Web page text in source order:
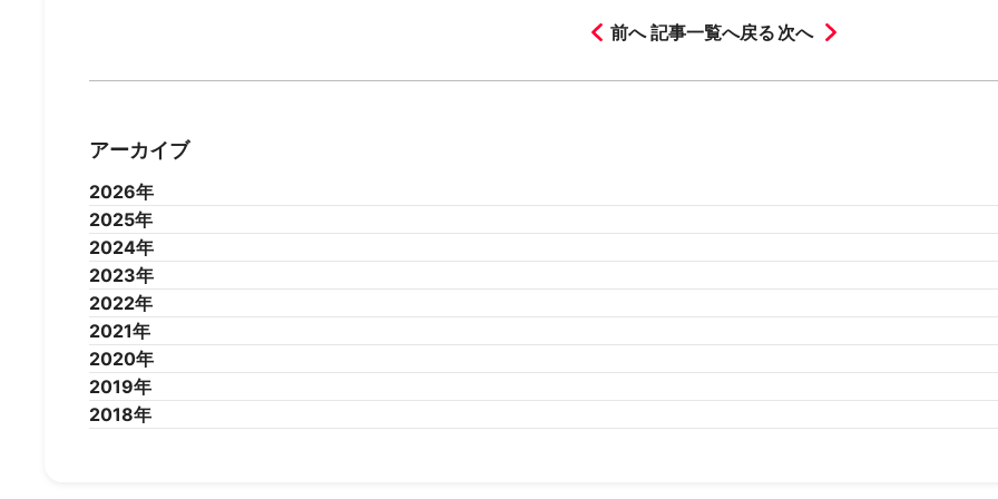
前へ 記事一覧へ戻る 次へ
アーカイブ
2026年
2026年7月 2026年6月 2026年5月 2026年4月 2026年3月 2026年2月
2025年
2025年12月2025年11月2025年10月2025年9月 2025年8月 2025年7月 2025年6月 2025年5月 2025年4
2025年1月
2024年
2024年12月2024年11月2024年10月2024年9月 2024年8月 2024年7月 2024年6月 2024年5月 2024年4
2024年1月
2023年
2023年12月2023年11月2023年10月2023年9月 2023年8月 2023年7月 2023年6月 2023年5月 2023年4
2023年1月
2022年
2022年12月2022年11月2022年10月2022年9月 2022年8月 2022年7月 2022年6月 2022年5月 2022年4
2022年1月
2021年
2021年12月2021年11月 2021年10月2021年9月 2021年8月 2021年7月 2021年6月 2021年5月 2021年4
2021年1月
2020年
2020年12月2020年11月2020年10月2020年9月 2020年8月 2020年7月 2020年6月 2020年5月 2020年4
2020年1月
2019年
2019年12月2019年11月 2019年10月2019年9月 2019年8月 2019年7月 2019年6月 2019年5月 2019年4
2018年